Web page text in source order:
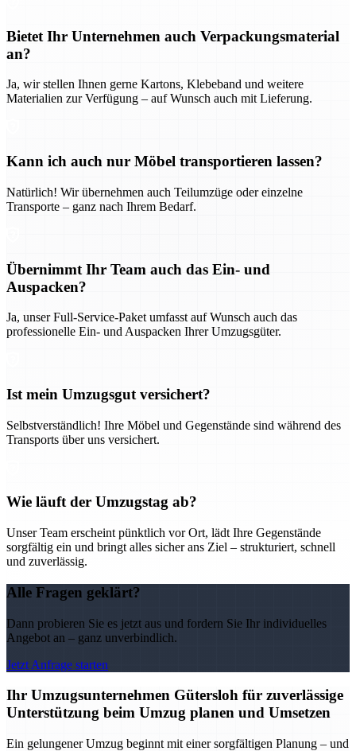
Bietet Ihr Unternehmen auch Verpackungsmaterial
an?
Ja, wir stellen Ihnen gerne Kartons, Klebeband und weitere
Materialien zur Verfügung – auf Wunsch auch mit Lieferung.
Kann ich auch nur Möbel transportieren lassen?
Natürlich! Wir übernehmen auch Teilumzüge oder einzelne
Transporte – ganz nach Ihrem Bedarf.
Übernimmt Ihr Team auch das Ein- und
Auspacken?
Ja, unser Full-Service-Paket umfasst auf Wunsch auch das
professionelle Ein- und Auspacken Ihrer Umzugsgüter.
Ist mein Umzugsgut versichert?
Selbstverständlich! Ihre Möbel und Gegenstände sind während des
Transports über uns versichert.
Wie läuft der Umzugstag ab?
Unser Team erscheint pünktlich vor Ort, lädt Ihre Gegenstände
sorgfältig ein und bringt alles sicher ans Ziel – strukturiert, schnell
und zuverlässig.
Alle Fragen geklärt?
Dann probieren Sie es jetzt aus und fordern Sie Ihr individuelles
Angebot an – ganz unverbindlich.
Jetzt Anfrage starten
Ihr Umzugsunternehmen Gütersloh für zuverlässige
Unterstützung beim Umzug planen und Umsetzen
Ein gelungener Umzug beginnt mit einer sorgfältigen Planung – und